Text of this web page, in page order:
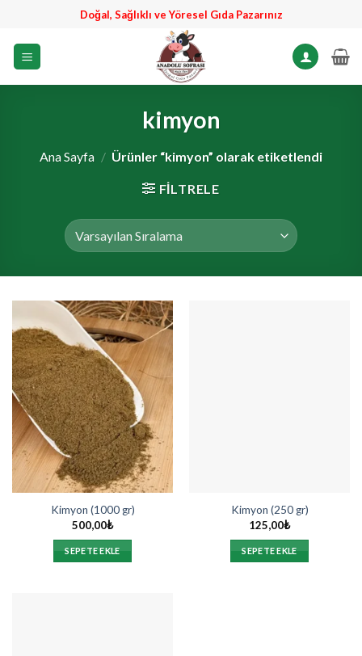
Doğal, Sağlıklı ve Yöresel Gıda Pazarınız
kimyon
Ana Sayfa / Ürünler “kimyon” olarak etiketlendi
FILTRELE
Kimyon (1000 gr)
500,00₺
SEPETE EKLE
Kimyon (250 gr)
125,00₺
SEPETE EKLE